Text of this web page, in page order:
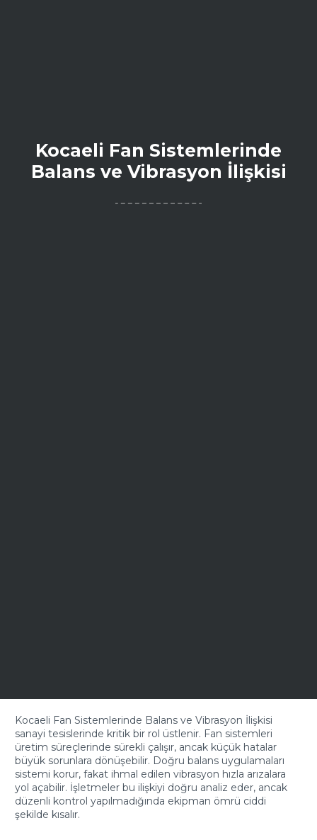
Kocaeli Fan Sistemlerinde
Balans ve Vibrasyon İlişkisi
Kocaeli Fan Sistemlerinde Balans ve Vibrasyon İlişkisi
sanayi tesislerinde kritik bir rol üstlenir. Fan sistemleri
üretim süreçlerinde sürekli çalışır, ancak küçük hatalar
büyük sorunlara dönüşebilir. Doğru balans uygulamaları
sistemi korur, fakat ihmal edilen vibrasyon hızla arızalara
yol açabilir. İşletmeler bu ilişkiyi doğru analiz eder, ancak
düzenli kontrol yapılmadığında ekipman ömrü ciddi
şekilde kısalır.